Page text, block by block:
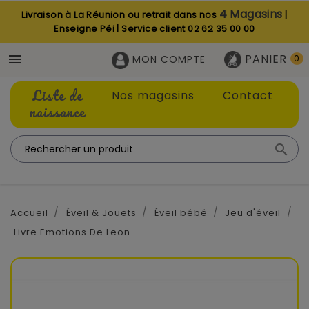
Livraison à La Réunion ou retrait dans nos 4 Magasins |
Enseigne Péi | Service client02 62 35 00 00
 PANIER 0
MON COMPTE
Liste de
naissance
Nos magasins Contact

Accueil Éveil & Jouets Éveil bébé
Jeu d'éveil
Livre Emotions De Leon